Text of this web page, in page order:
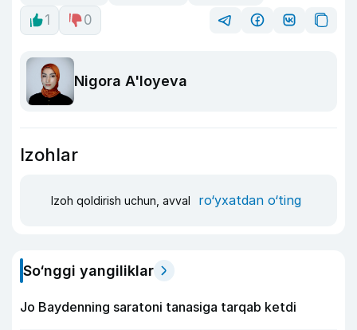
1
0
Nigora A'loyeva
Izohlar
Izoh qoldirish uchun, avval ro‘yxatdan o‘ting
So‘nggi yangiliklar
Jo Baydenning saratoni tanasiga tarqab ketdi